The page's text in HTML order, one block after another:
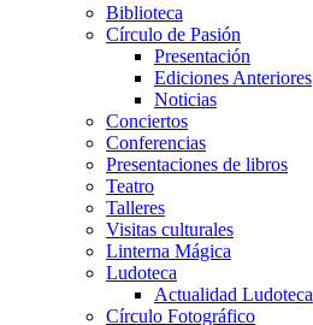
Biblioteca
Círculo de Pasión
Presentación
Ediciones Anteriores
Noticias
Conciertos
Conferencias
Presentaciones de libros
Teatro
Talleres
Visitas culturales
Linterna Mágica
Ludoteca
Actualidad Ludoteca
Círculo Fotográfico